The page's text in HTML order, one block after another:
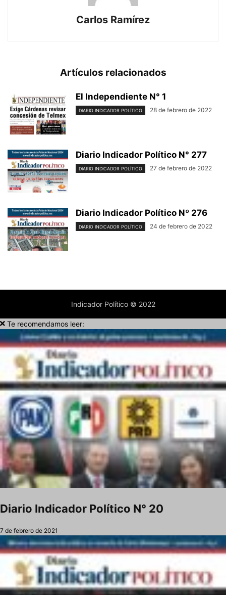
Carlos Ramírez
Artículos relacionados
El Independiente N° 1
DIARIO INDICADOR POLÍTICO 28 de febrero de 2022
Diario Indicador Político N° 277
DIARIO INDICADOR POLÍTICO 27 de febrero de 2022
Diario Indicador Político Nº 276
DIARIO INDICADOR POLÍTICO 24 de febrero de 2022
Indicador Político © 2022
Te recomendamos leer:
Diario Indicador Político N° 20
7 de febrero de 2021